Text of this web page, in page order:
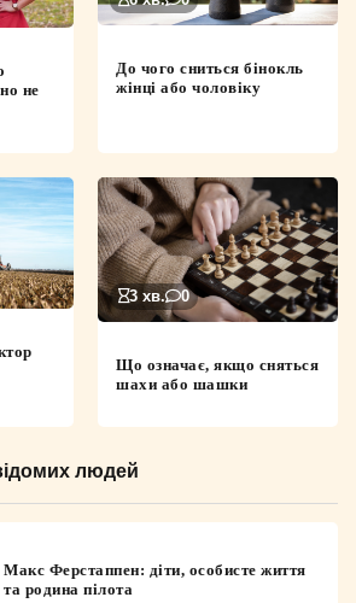
не
До чого сниться бінокль
жінці або чоловіку
3 хв. 0
Що означає, якщо сняться
шахи або шашки
людей
Макс Ферстаппен: діти, особисте життя
та родина пілота